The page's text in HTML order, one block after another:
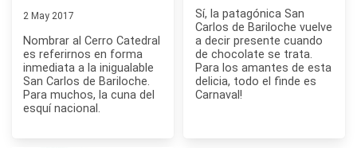
2 May 2017
Nombrar al Cerro Catedral
es referirnos en forma
inmediata a la inigualable
San Carlos de Bariloche.
Para muchos, la cuna del
esquí nacional.
Sí, la patagónica San
Carlos de Bariloche vuelve
a decir presente cuando
de chocolate se trata.
Para los amantes de esta
delicia, todo el finde es
Carnaval!